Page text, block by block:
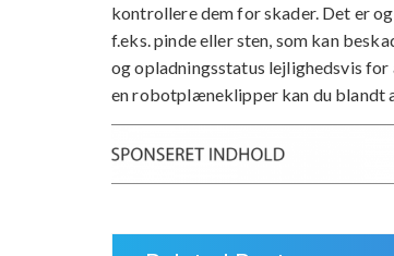
kontrollere dem for skader. Det er
f.eks. pinde eller sten, som kan
og opladningsstatus lejlighedsvis
en robotplæneklipper kan du blandt